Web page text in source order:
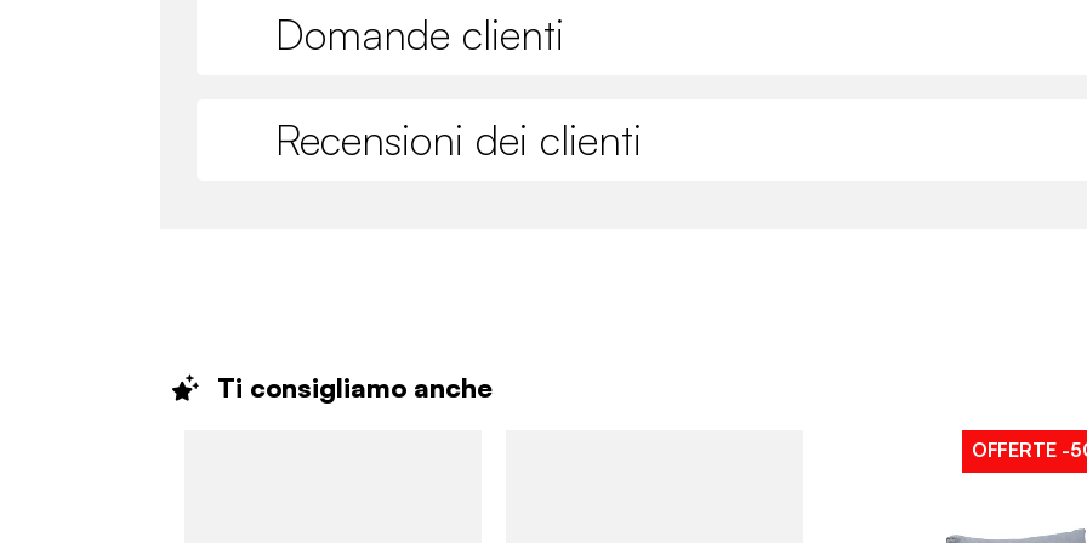
Domande clienti
Recensioni dei clienti
Ti consigliamo anche
OFFERTE -